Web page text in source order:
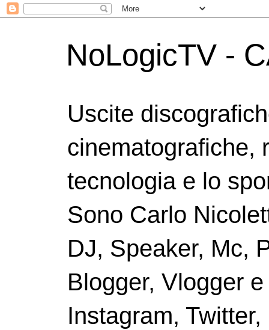
NoLogicTV -
Uscite
cinematografiche,
tecnologia e lo
Sono Carlo
DJ, Speaker, Mc,
Blogger, Vlogger
Instagram,